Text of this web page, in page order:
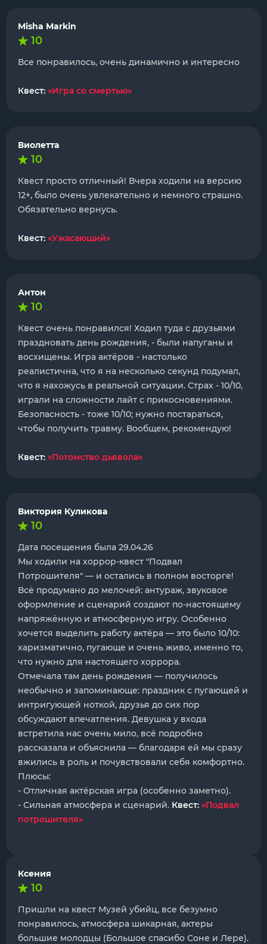
Misha Markin
10
Все понравилось, очень динамично и интересно
Квест: «Игра со смертью»
Виолетта
10
Квест просто отличный! Вчера ходили на версию
12+, было очень увлекательно и немного страшно.
Обязательно вернусь.
Квест: «Ужасающий»
Антон
10
Квест очень понравился! Ходил туда с друзьями
праздновать день рождения, - были напуганы и
восхищены. Игра актёров - настолько
реалистична, что я на несколько секунд подумал,
что я нахожусь в реальной ситуации. Страх - 10/10,
играли на сложности лайт с прикосновениями.
Безопасность - тоже 10/10; нужно постараться,
чтобы получить травму. Вообщем, рекомендую!
Квест: «Потомство дьявола»
Виктория Куликова
10
Дата посещения была 29.04.26
Мы ходили на хоррор-квест "Подвал
Потрошителя" — и остались в полном восторге!
Всё продумано до мелочей: антураж, звуковое
оформление и сценарий создают по-настоящему
напряжённую и атмосферную игру. Особенно
хочется выделить работу актёра — это было 10/10:
харизматично, пугающе и очень живо, именно то,
что нужно для настоящего хоррора.
Отмечала там день рождения — получилось
необычно и запоминающе: праздник с пугающей и
интригующей ноткой, друзья до сих пор
обсуждают впечатления. Девушка у входа
встретила нас очень мило, всё подробно
рассказала и объяснила — благодаря ей мы сразу
вжились в роль и почувствовали себя комфортно.
Плюсы:
- Отличная актёрская игра (особенно заметно).
- Сильная атмосфера и сценарий. Квест: «Подвал
потрошителя»
Ксения
10
Пришли на квест Музей убийц, все безумно
понравилось, атмосфера шикарная, актеры
большие молодцы (Большое спасибо Соне и Лере).